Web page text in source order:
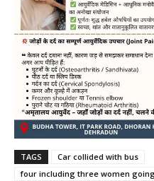
TAGS
Car collided with bus
four including three women